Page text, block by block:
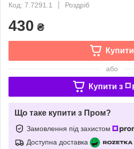
Код: 7.7291.1
Роздріб
430 ₴
Купити
або
Купити з
Що таке купити з Пром?
Замовлення під захистом
Доступна доставка